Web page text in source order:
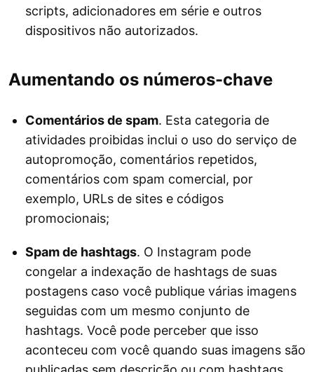
scripts, adicionadores em série e outros
dispositivos não autorizados.
Aumentando os números-chave
Comentários de spam. Esta categoria de
atividades proibidas inclui o uso do serviço de
autopromoção, comentários repetidos,
comentários com spam comercial, por
exemplo, URLs de sites e códigos
promocionais;
Spam de hashtags. O Instagram pode
congelar a indexação de hashtags de suas
postagens caso você publique várias imagens
seguidas com um mesmo conjunto de
hashtags. Você pode perceber que isso
aconteceu com você quando suas imagens são